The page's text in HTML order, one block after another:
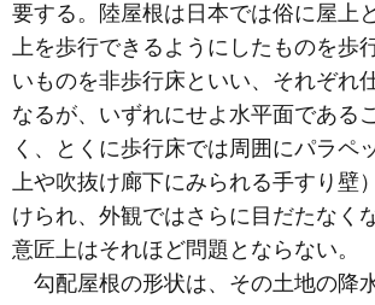
要する。陸屋根は日本では俗に屋上
上を歩行できるようにしたものを歩
いものを非歩行床といい、それぞれ
なるが、いずれにせよ水平面である
く、とくに歩行床では周囲にパラペ
上や吹抜け廊下にみられる手すり壁
けられ、外観ではさらに目だたなく
意匠上はそれほど問題とならない。
勾配屋根の形状は、その土地の降